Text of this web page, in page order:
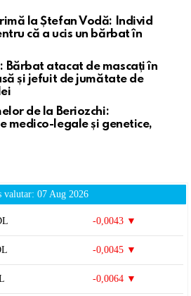
la Ștefan Vodă: Individ
că a ucis un bărbat în
Bărbat atacat de mascați în
și jefuit de jumătate de
de la Beriozchi:
medico-legale și genetice,
valutar: 07 Aug 2026
-0,0043 ▼
-0,0045 ▼
-0,0064 ▼